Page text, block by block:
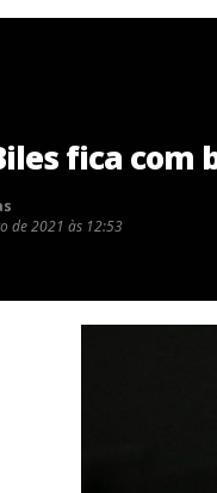
fica com
de 2021 às 12:53